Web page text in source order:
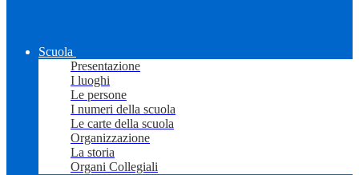
Scuola
Presentazione
I luoghi
Le persone
I numeri della scuola
Le carte della scuola
Organizzazione
La storia
Organi Collegiali